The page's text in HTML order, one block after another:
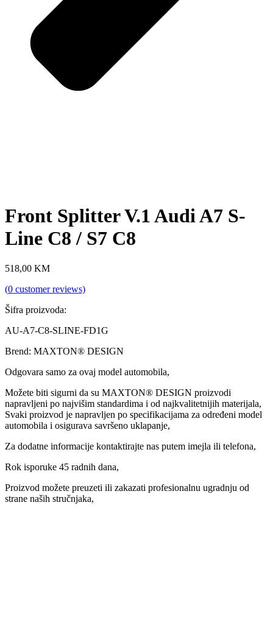
Front Splitter V.1 Audi A7 S-
Line C8 / S7 C8
518,00 KM
(0 customer reviews)
Šifra proizvoda:
AU-A7-C8-SLINE-FD1G
Brend: MAXTON® DESIGN
Odgovara samo za ovaj model automobila,
Možete biti sigurni da su MAXTON® DESIGN proizvodi
napravljeni po najvišim standardima i od najkvalitetnijih materijala,
Svaki proizvod je napravljen po specifikacijama za određeni model
automobila i osigurava savršeno uklapanje,
Za dodatne informacije kontaktirajte nas putem imejla ili telefona,
Rok isporuke 45 radnih dana,
Proizvod možete preuzeti ili zakazati profesionalnu ugradnju od
strane naših stručnjaka,